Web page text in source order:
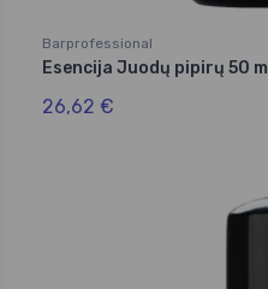
Barprofessional
Esencija Juodų pipirų 50 ml
26,62 €